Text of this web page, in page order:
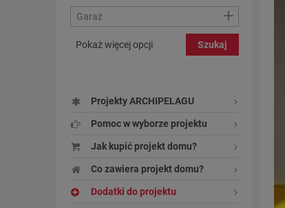
Garaż +
Szukaj
Pokaż więcej opcji
Projekty ARCHIPELAGU
Pomoc w wyborze projektu
Jak kupić projekt domu?
Co zawiera projekt domu?
Dodatki do projektu